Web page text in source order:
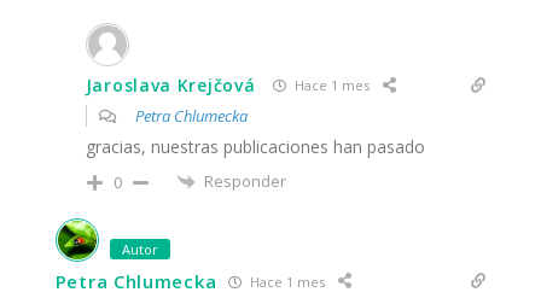
Jaroslava Krejčová Hace 1 mes
Petra Chlumecka
gracias, nuestras publicaciones han pasado
0 Responder
Autor
Petra Chlumecka Hace 1 mes